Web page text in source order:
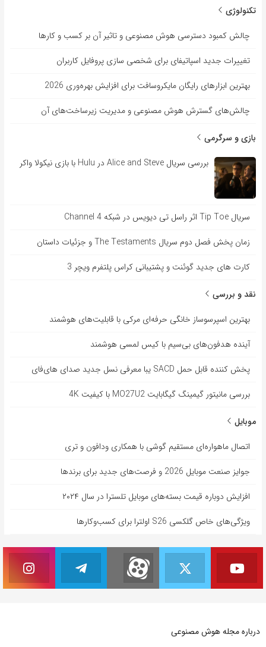
تکنولوژی
چالش کمبود دسترسی هوش مصنوعی و تاثیر آن بر کسب و کارها
تغییرات جدید اسپاتیفای برای شخصی سازی پروفایل کاربران
بهترین ابزارهای رایگان مایکروسافت برای افزایش بهره‌وری 2026
چالش‌های گسترش هوش مصنوعی و مدیریت زیرساخت‌های آن
بازی و سرگرمی
بررسی سریال Alice and Steve در Hulu با بازی نیکولا واکر
سریال Tip Toe اثر راسل تی دیویس در شبکه Channel 4
زمان پخش فصل دوم سریال The Testaments و جزئیات داستان
کارت های جدید گوئنت و پشتیبانی کراس پلتفرم ویچر 3
نقد و بررسی
بهترین اسپرسوساز خانگی حرفه‌ای مرکی با قابلیت‌های هوشمند
آینده هدفون‌های بی‌سیم با کیس لمسی هوشمند
پخش کننده قابل حمل SACD یبا معرفی نسل جدید صدای های‌فای
بررسی مانیتور گیمینگ گیگابایت MO27U2 با کیفیت 4K
موبایل
اتصال ماهواره‌ای مستقیم گوشی‌ با همکاری ودافون و تری
جوایز صنعت موبایل 2026 و فرصت‌های جدید برای برندها
افزایش دوباره قیمت بسته‌های موبایل تلسترا در سال ۲۰۲۴
ویژگی‌های خاص گلکسی S26 اولترا برای کسب‌وکارها
درباره مجله هوش مصنوعی